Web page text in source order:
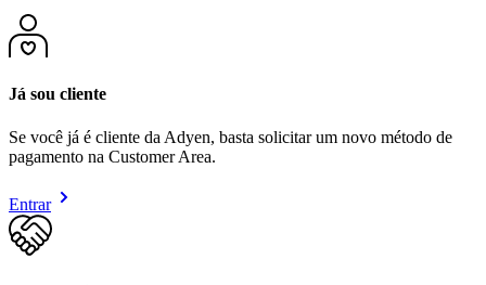
Já sou cliente
Se você já é cliente da Adyen, basta solicitar um novo método de
pagamento na Customer Area.
Entrar